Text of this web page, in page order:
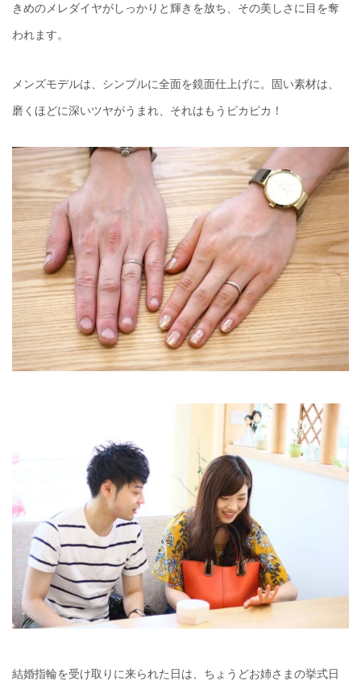
きめのメレダイヤがしっかりと輝きを放ち、その美しさに目を奪
われます。
メンズモデルは、シンプルに全面を鏡面仕上げに。固い素材は、
磨くほどに深いツヤがうまれ、それはもうピカピカ！
結婚指輪を受け取りに来られた日は、ちょうどお姉さまの挙式日